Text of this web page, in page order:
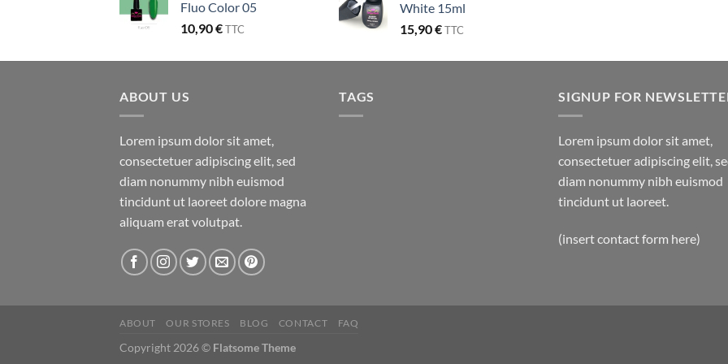
Fluo Color 05
10,90€TTC
White 15ml
15,90€TTC
ABOUT US
Lorem ipsum dolor sit amet,
consectetuer adipiscing elit, sed
diam nonummy nibh euismod
tincidunt ut laoreet dolore magna
aliquam erat volutpat.
TAGS SIGNUP FOR
Lorem ipsum dolor sit amet,
consectetuer adipiscing elit,
diam nonummy nibh euismod
tincidunt ut laoreet.
(insert contact form here)
ABOUT OUR STORES BLOG CONTACT FAQ
Copyright 2026 © Flatsome Theme